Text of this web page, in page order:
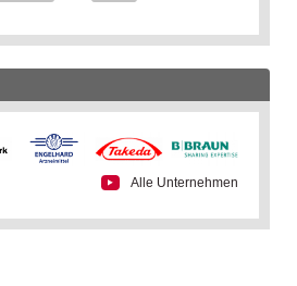
Alle Unternehmen